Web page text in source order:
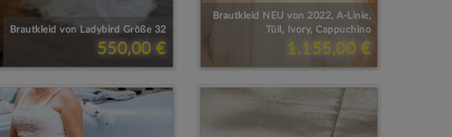
Brautkleid von Ladybird Größe 32
550,00 €
Brautkleid NEU von 2022, A-Linie,
Tüll, Ivory, Cappuchino
1.155,00 €